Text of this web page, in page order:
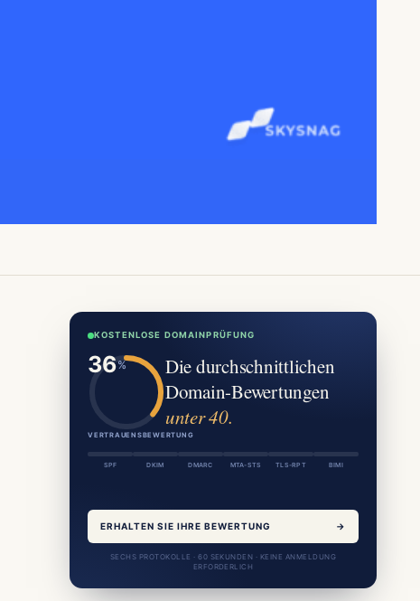
KOSTENLOSE DOMAINPRÜFUNG
VERTRAUENSBEWERTUNG
Die durchschnittlichen
Domain-Bewertungen
unter 40.
SPF DKIM DMARC MTA-STS TLS-RPT BIMI
ERHALTEN SIE IHRE BEWERTUNG →
SECHS PROTOKOLLE · 60 SEKUNDEN · KEINE ANMELDUNG
ERFORDERLICH